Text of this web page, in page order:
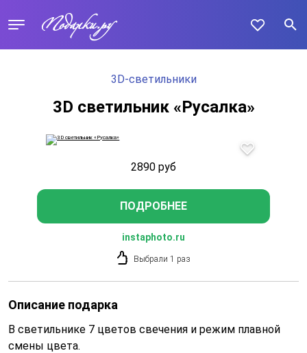
3D-светильники
3D светильник «Русалка»
2890 руб
ПОДРОБНЕЕ
instaphoto.ru
Выбрали 1 раз
Описание подарка
В светильнике 7 цветов свечения и режим плавной
смены цвета.